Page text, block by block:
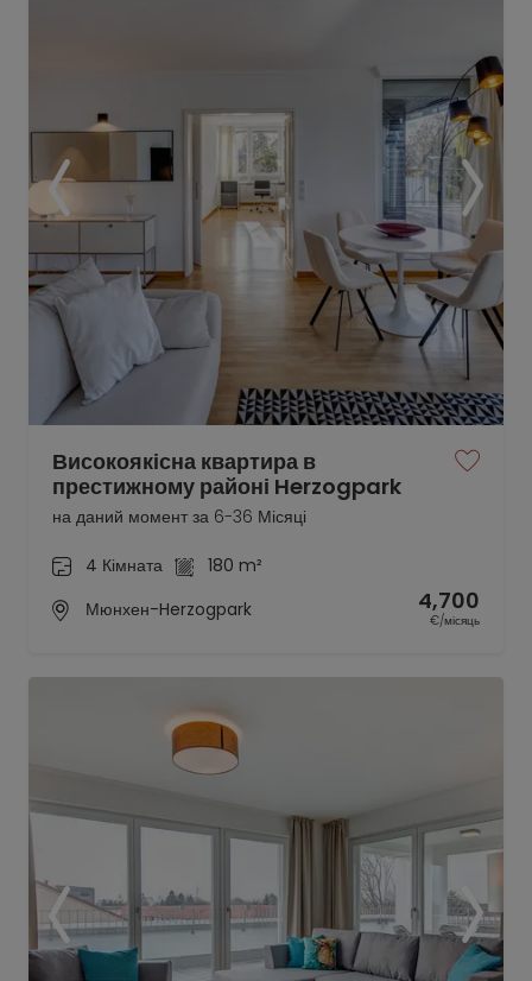
Високоякісна квартира в
престижному районі Herzogpark
на даний момент за 6-36 Місяці
4 Кімната
180 m²
Мюнхен-Herzogpark
4,700
€/місяць